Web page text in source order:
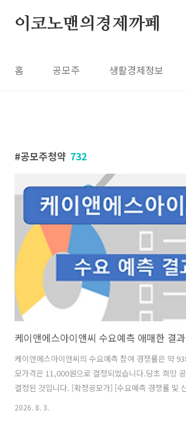
이코노맨의경제까페
홈 공모주 생활경제정보
공모주청약 732
케이앤에스아이앤씨의 수요예측 참여 경쟁률은 약
모가격은 11,000원으로 결정되었습니다.당초 희망
결정된 것입니다. [확정공모가] [수요예측 경쟁률 및
예측 참여 건수는 총 2,204건에 신청 주식수
2026. 8. 3.